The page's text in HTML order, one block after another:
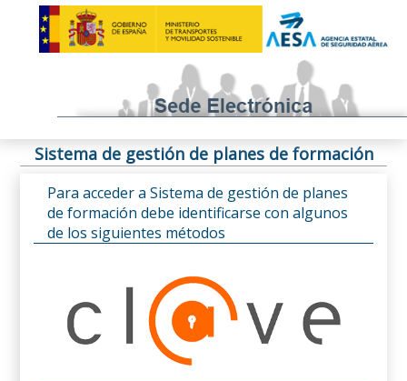
Sistema de gestión de planes de formación
Para acceder a Sistema de gestión de planes
de formación debe identificarse con algunos
de los siguientes métodos